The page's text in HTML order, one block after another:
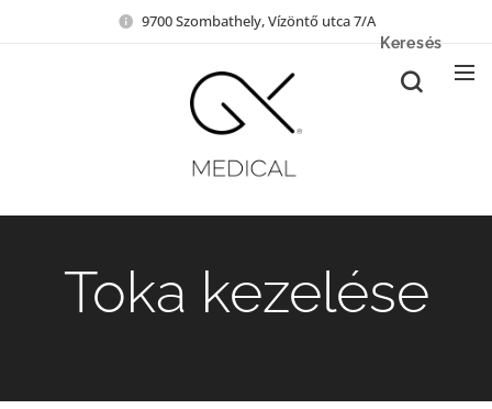
9700 Szombathely, Vízöntő utca 7/A
Keresés
Toka kezelése